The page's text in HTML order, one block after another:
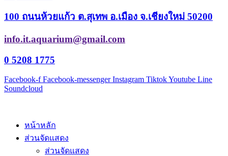
100 ถนนห้วยแก้ว ต.สุเทพ อ.เมือง จ.เชียงใหม่ 50200
info.it.aquarium@gmail.com
0 5208 1775
Facebook-f Facebook-messenger Instagram TiktokYoutube Line
Soundcloud
หน้าหลัก
ส่วนจัดแสดง
ส่วนจัดแสดง